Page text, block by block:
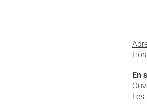
En
Les